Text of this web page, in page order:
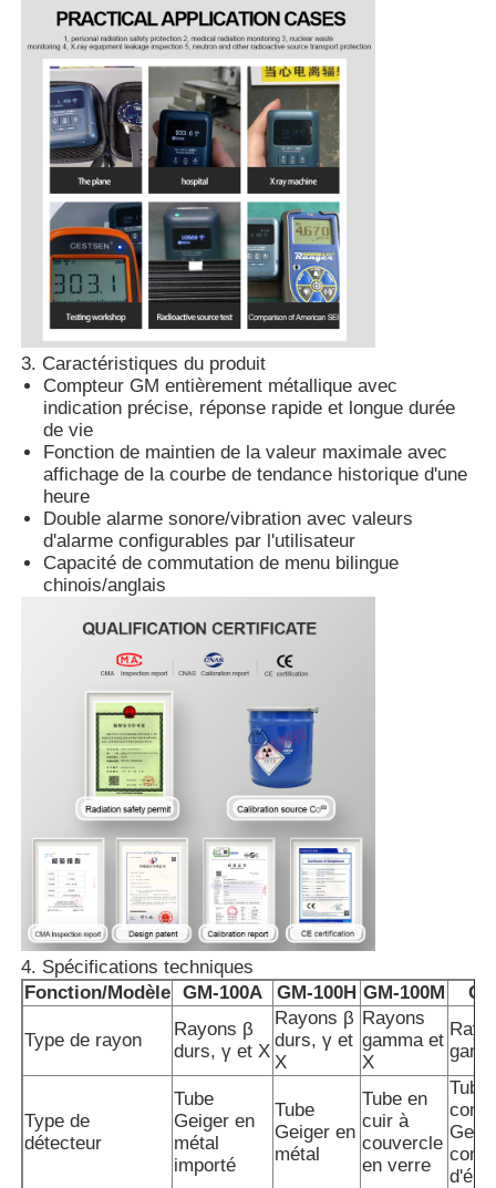
Compteur de particules de poussière
Détecteur de particules
Appareil de surveillance de la qualité de l'air
Système de surveillance de la qualité de l'air extérieur
Détecteur d'ions négatifs
Détecteur d'ozone
Série d'instruments à ultrasons Taiwan Huibo
Thermomètre à fibre optique
3. Caractéristiques du produit
Compteur GM entièrement métallique avec
indication précise, réponse rapide et longue durée
de vie
Fonction de maintien de la valeur maximale avec
affichage de la courbe de tendance historique d'une
heure
Double alarme sonore/vibration avec valeurs
d'alarme configurables par l'utilisateur
Capacité de commutation de menu bilingue
chinois/anglais
4. Spécifications techniques
Fonction/Modèle GM-100A GM-100H GM-100M
Type de rayon
Rayons β
durs, γ et X
Rayons β
durs, γ et
X
Rayons
gamma et
X
Type de
détecteur
Tube
Geiger en
métal
importé
Tube
Geiger en
métal
Tube en
cuir à
couvercle
en verre
Tube